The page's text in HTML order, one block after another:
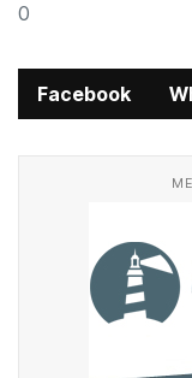
0
Facebook